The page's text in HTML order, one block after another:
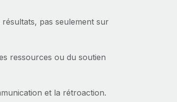
pas seulement sur
ressources ou du soutien
et la rétroaction.